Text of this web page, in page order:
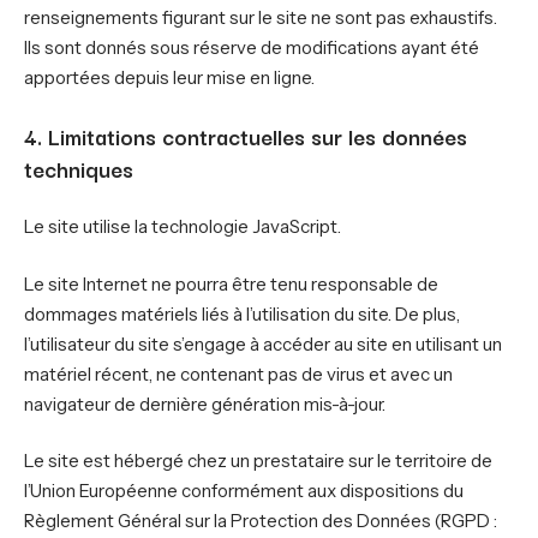
renseignements figurant sur le site ne sont pas exhaustifs.
Ils sont donnés sous réserve de modifications ayant été
apportées depuis leur mise en ligne.
4. Limitations contractuelles sur les données
techniques
Le site utilise la technologie JavaScript.
Le site Internet ne pourra être tenu responsable de
dommages matériels liés à l’utilisation du site. De plus,
l’utilisateur du site s’engage à accéder au site en utilisant un
matériel récent, ne contenant pas de virus et avec un
navigateur de dernière génération mis-à-jour.
Le site est hébergé chez un prestataire sur le territoire de
l’Union Européenne conformément aux dispositions du
Règlement Général sur la Protection des Données (RGPD :